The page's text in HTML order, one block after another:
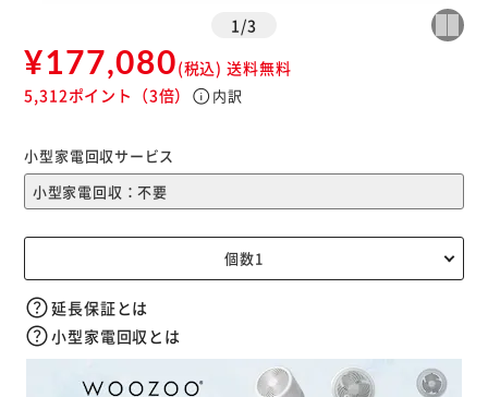
1 /3
¥177,080(税込) 送料無料
5,312ポイント （3倍） info内訳
小型家電回収サービス
延長保証とは
小型家電回収とは